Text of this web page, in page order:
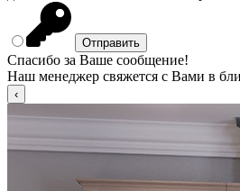
Спасибо за Ваше сообщение!
Наш менеджер свяжется с Вами в